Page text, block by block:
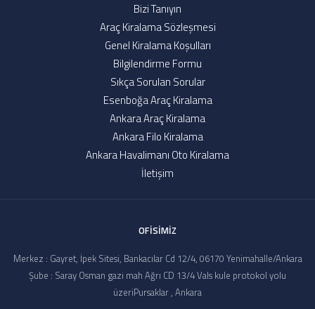
Bizi Tanıyın
Araç Kiralama Sözleşmesi
Genel Kiralama Koşulları
Bilgilendirme Formu
Sıkça Sorulan Sorular
Esenboğa Araç Kiralama
Ankara Araç Kiralama
Ankara Filo Kiralama
Ankara Havalimanı Oto Kiralama
İletişim
OFİSİMİZ
Merkez : Gayret, İpek Sitesi, Bankacılar Cd 12/4, 06170 Yenimahalle/Ankara
Şube : Saray Osman gazi mah Ağrı CD 13/4 Vals kule protokol yolu
üzeriPursaklar , Ankara